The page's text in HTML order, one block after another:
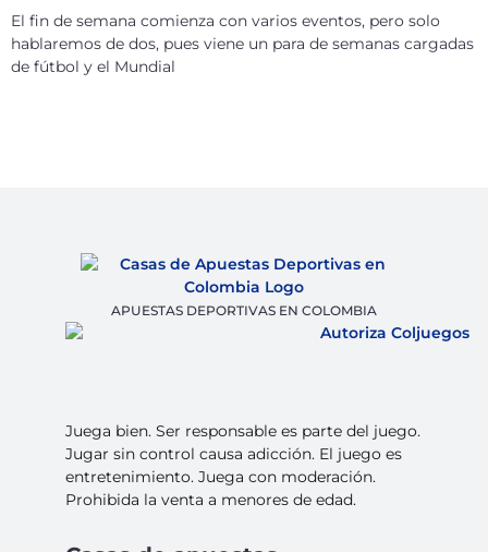
El fin de semana comienza con varios eventos, pero solo
hablaremos de dos, pues viene un para de semanas cargadas
de fútbol y el Mundial
APUESTAS DEPORTIVAS EN COLOMBIA
Juega bien. Ser responsable es parte del juego.
Jugar sin control causa adicción. El juego es
entretenimiento. Juega con moderación.
Prohibida la venta a menores de edad.